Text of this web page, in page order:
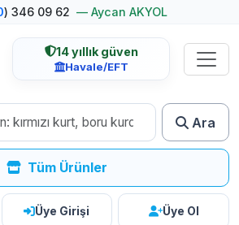
) 346 09 62 — Aycan AKYOL
14 yıllık güven
Havale/EFT
Ara
Tüm Ürünler
Üye Girişi Üye Ol